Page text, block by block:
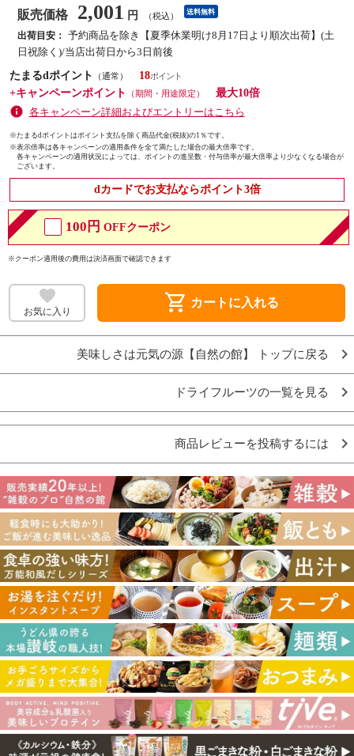
販売価格 2,001 円 （税込） 送料無料
出荷目安： 予約商品を除き【夏季休業明け8月17日より順次出荷】(土
日祝除く)/当店出荷日から3日前後
たまるdポイント
（通常）
18
+キャンペーンポイント
（期間・用途限定）
最大10倍
各キャンペーン詳細およびエントリーはこちら
※たまるdポイントはポイント支払を除く商品代金(税抜)の1％です。
※表示倍率は各キャンペーンの適用条件を全て満たした場合の最大倍率です。
各キャンペーンの適用状況によっては、ポイントの進呈数・付与倍率が最大倍率より少なくなる場合が
ございます。
dカードでお支払ならポイント3倍
100円 OFFクーポン
※クーポン適用後の費用は決済画面で確認できます
お気に入り shopping_cart カートに入れる
美味しさは元気の源【自然の館】 トップに戻る
ドライフルーツの一覧を見る
商品レビューを投稿するには